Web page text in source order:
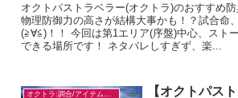
オクトパストラベラー(オクトラ)のおすすめ
物理防御力の高さが結構大事かも！？試合命
(≧∀≦)！！ 今回は第1エリア(序盤)中心、スト
できる場所です！ ネタバレしすぎず、楽...
【オクトパス